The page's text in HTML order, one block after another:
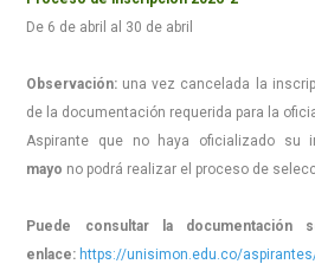
De 6 de abril al 30 de abril
Observación: una vez cancelada la
de la documentación requerida para la
Aspirante que no haya oficializado su
mayo no podrá realizar el proceso de
Puede consultar la documentación
enlace: https://unisimon.edu.co/